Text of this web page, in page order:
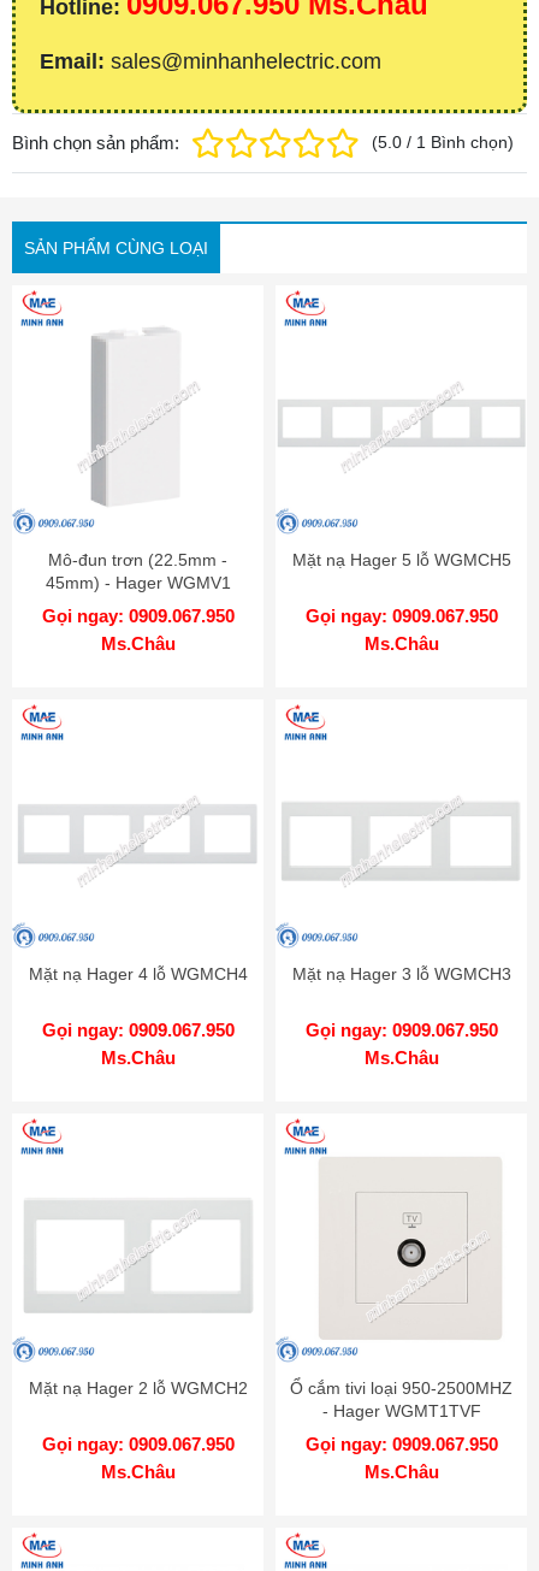
Hotline:
Email: sales@minhanhelectric.com
Bình chọn sản phẩm: (5.0 / 1 Bình chọn)
SẢN PHẨM CÙNG LOẠI
Mô-đun trơn (22.5mm -
45mm) - Hager WGMV1
Gọi ngay: 0909.067.950
Ms.Châu
Mặt nạ Hager 5 lỗ WGMCH5
Gọi ngay: 0909.067.950
Ms.Châu
Mặt nạ Hager 4 lỗ WGMCH4
Gọi ngay: 0909.067.950
Ms.Châu
Mặt nạ Hager 3 lỗ WGMCH3
Gọi ngay: 0909.067.950
Ms.Châu
Mặt nạ Hager 2 lỗ WGMCH2
Gọi ngay: 0909.067.950
Ms.Châu
Ổ cắm tivi loại 950-2500MHZ
- Hager WGMT1TVF
Gọi ngay: 0909.067.950
Ms.Châu